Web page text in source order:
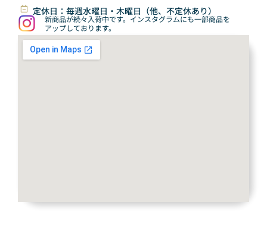
定休日：毎週水曜日・木曜日（他、不定休あり）
新商品が続々入荷中です。インスタグラムにも一部商品を
アップしております。